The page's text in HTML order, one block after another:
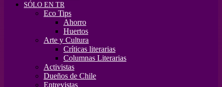
SÓLO EN TR
Eco Tips
Ahorro
Huertos
Arte y Cultura
Críticas literarias
Columnas Literarias
Activistas
Dueños de Chile
Entrevistas